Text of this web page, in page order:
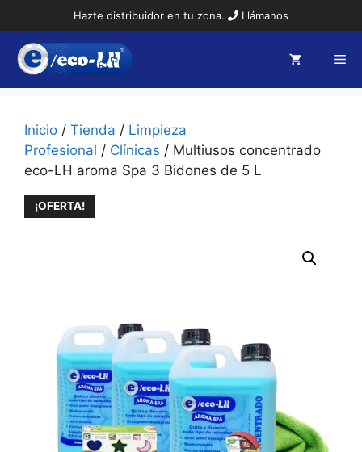
al
contenido
Hazte distribuidor en tu zona. Llámanos
Inicio / Tienda / Limpieza
Profesional / Clínicas / Multiusos concentrado
eco-LH aroma Spa 3 Bidones de 5 L
¡OFERTA!